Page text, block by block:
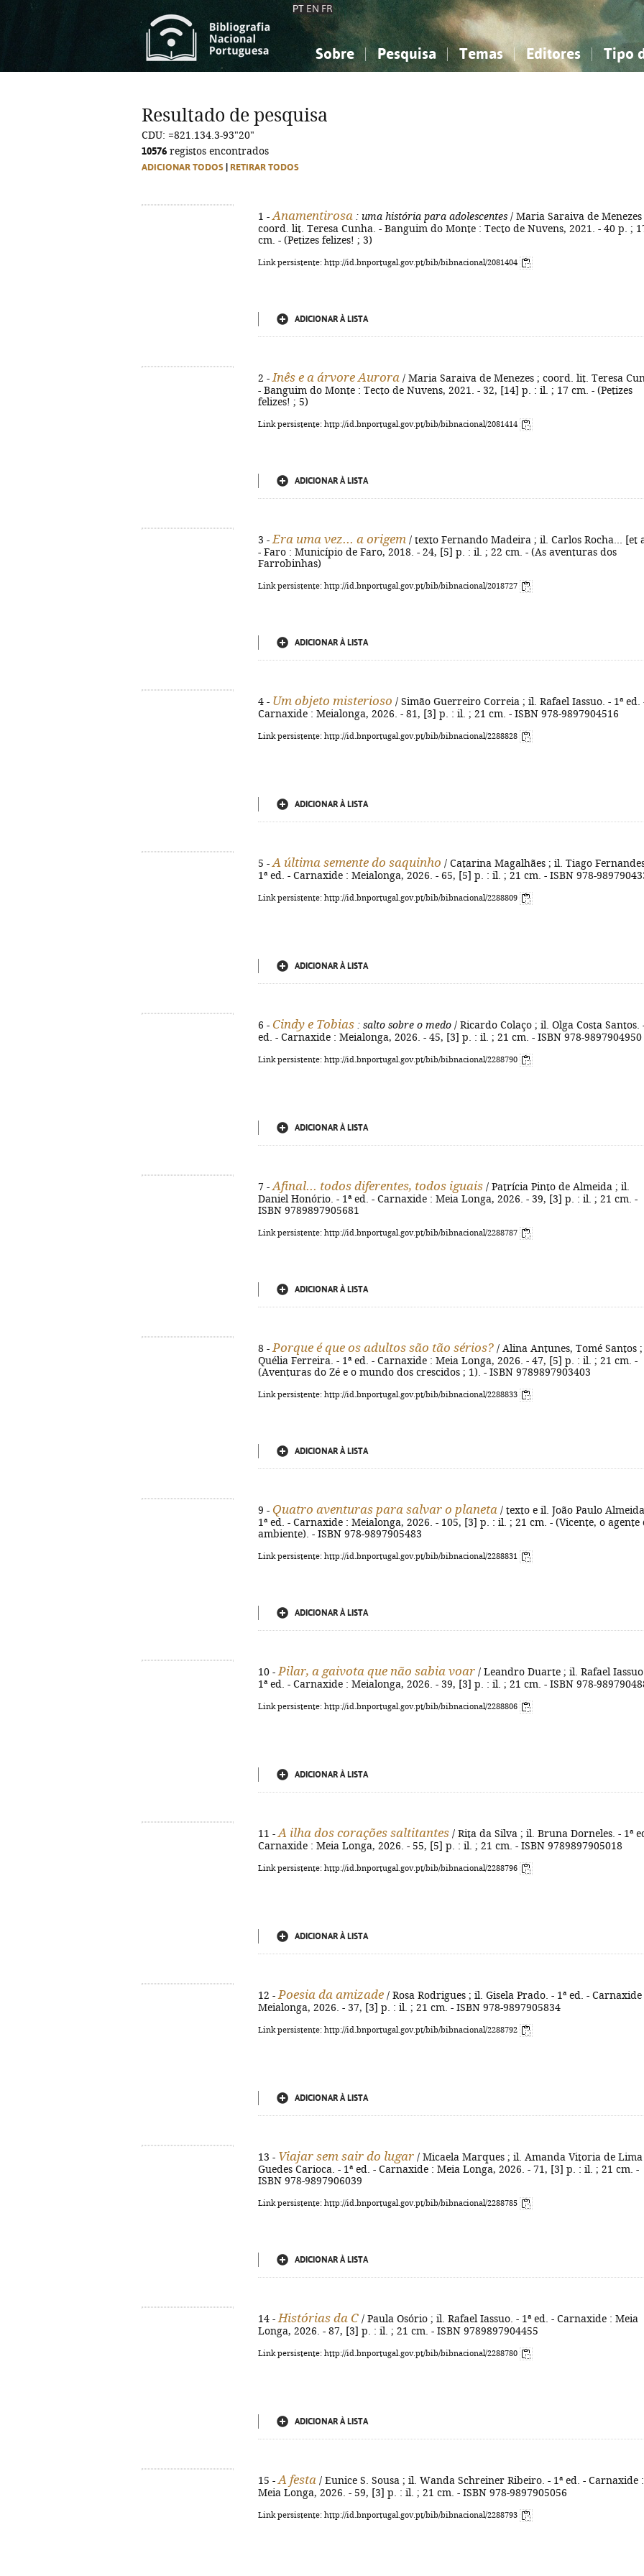
PT EN FR
Sobre Pesquisa Temas
Ciências sociais...
Editores Tipo
Ciências sociais...
Resultado de pesquisa
CDU: =821.134.3-93"20"
10576 registos encontrados
ADICIONAR TODOS RETIRAR TODOS
1 - Anamentirosa : uma história para adolescentes / Maria Saraiva de Menezes
coord. lit. Teresa Cunha. - Banguim do Monte : Tecto de Nuvens, 2021. - 40 p. ;
cm. - (Petizes felizes! ; 3)
Link persistente: http://id.bnportugal.gov.pt/bib/bibnacional/2081404
ADICIONAR À LISTA
2 - Inês e a árvore Aurora / Maria Saraiva de Menezes ; coord. lit. Teresa
- Banguim do Monte : Tecto de Nuvens, 2021. - 32, [14] p. : il. ; 17 cm. - (Petizes
felizes! ; 5)
Link persistente: http://id.bnportugal.gov.pt/bib/bibnacional/2081414
ADICIONAR À LISTA
3 - Era uma vez... a origem / texto Fernando Madeira ; il. Carlos Rocha... [et
- Faro : Município de Faro, 2018. - 24, [5] p. : il. ; 22 cm. - (As aventuras dos
Farrobinhas)
Link persistente: http://id.bnportugal.gov.pt/bib/bibnacional/2018727
ADICIONAR À LISTA
4 - Um objeto misterioso / Simão Guerreiro Correia ; il. Rafael Iassuo. - 1ª ed.
Carnaxide : Meialonga, 2026. - 81, [3] p. : il. ; 21 cm. - ISBN 978-9897904516
Link persistente: http://id.bnportugal.gov.pt/bib/bibnacional/2288828
ADICIONAR À LISTA
5 - A última semente do saquinho / Catarina Magalhães ; il. Tiago
1ª ed. - Carnaxide : Meialonga, 2026. - 65, [5] p. : il. ; 21 cm. - ISBN 978-
Link persistente: http://id.bnportugal.gov.pt/bib/bibnacional/2288809
ADICIONAR À LISTA
6 - Cindy e Tobias : salto sobre o medo / Ricardo Colaço ; il. Olga Costa Santos.
ed. - Carnaxide : Meialonga, 2026. - 45, [3] p. : il. ; 21 cm. - ISBN 978-9897904950
Link persistente: http://id.bnportugal.gov.pt/bib/bibnacional/2288790
ADICIONAR À LISTA
7 - Afinal... todos diferentes, todos iguais / Patrícia Pinto de Almeida ; il.
Daniel Honório. - 1ª ed. - Carnaxide : Meia Longa, 2026. - 39, [3] p. : il. ; 21 cm. -
ISBN 9789897905681
Link persistente: http://id.bnportugal.gov.pt/bib/bibnacional/2288787
ADICIONAR À LISTA
8 - Porque é que os adultos são tão sérios? / Alina Antunes, Tomé Santos
Quélia Ferreira. - 1ª ed. - Carnaxide : Meia Longa, 2026. - 47, [5] p. : il. ; 21 cm. -
(Aventuras do Zé e o mundo dos crescidos ; 1). - ISBN 9789897903403
Link persistente: http://id.bnportugal.gov.pt/bib/bibnacional/2288833
ADICIONAR À LISTA
9 - Quatro aventuras para salvar o planeta / texto e il. João Paulo
1ª ed. - Carnaxide : Meialonga, 2026. - 105, [3] p. : il. ; 21 cm. - (Vicente, o agente
ambiente). - ISBN 978-9897905483
Link persistente: http://id.bnportugal.gov.pt/bib/bibnacional/2288831
ADICIONAR À LISTA
10 - Pilar, a gaivota que não sabia voar / Leandro Duarte ; il. Rafael
1ª ed. - Carnaxide : Meialonga, 2026. - 39, [3] p. : il. ; 21 cm. - ISBN 978-
Link persistente: http://id.bnportugal.gov.pt/bib/bibnacional/2288806
ADICIONAR À LISTA
11 - A ilha dos corações saltitantes / Rita da Silva ; il. Bruna Dorneles. - 1ª
Carnaxide : Meia Longa, 2026. - 55, [5] p. : il. ; 21 cm. - ISBN 9789897905018
Link persistente: http://id.bnportugal.gov.pt/bib/bibnacional/2288796
ADICIONAR À LISTA
12 - Poesia da amizade / Rosa Rodrigues ; il. Gisela Prado. - 1ª ed. - Carnaxide
Meialonga, 2026. - 37, [3] p. : il. ; 21 cm. - ISBN 978-9897905834
Link persistente: http://id.bnportugal.gov.pt/bib/bibnacional/2288792
ADICIONAR À LISTA
13 - Viajar sem sair do lugar / Micaela Marques ; il. Amanda Vitoria de Lima
Guedes Carioca. - 1ª ed. - Carnaxide : Meia Longa, 2026. - 71, [3] p. : il. ; 21 cm. -
ISBN 978-9897906039
Link persistente: http://id.bnportugal.gov.pt/bib/bibnacional/2288785
ADICIONAR À LISTA
14 - Histórias da C / Paula Osório ; il. Rafael Iassuo. - 1ª ed. - Carnaxide : Meia
Longa, 2026. - 87, [3] p. : il. ; 21 cm. - ISBN 9789897904455
Link persistente: http://id.bnportugal.gov.pt/bib/bibnacional/2288780
ADICIONAR À LISTA
15 - A festa / Eunice S. Sousa ; il. Wanda Schreiner Ribeiro. - 1ª ed. - Carnaxide :
Meia Longa, 2026. - 59, [3] p. : il. ; 21 cm. - ISBN 978-9897905056
Link persistente: http://id.bnportugal.gov.pt/bib/bibnacional/2288793